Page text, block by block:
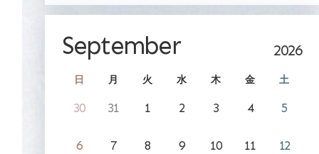
September 2026
日 月 火 水 木 金 土
30 31 1 2 3 4 5
6 7 8 9 10 11 12